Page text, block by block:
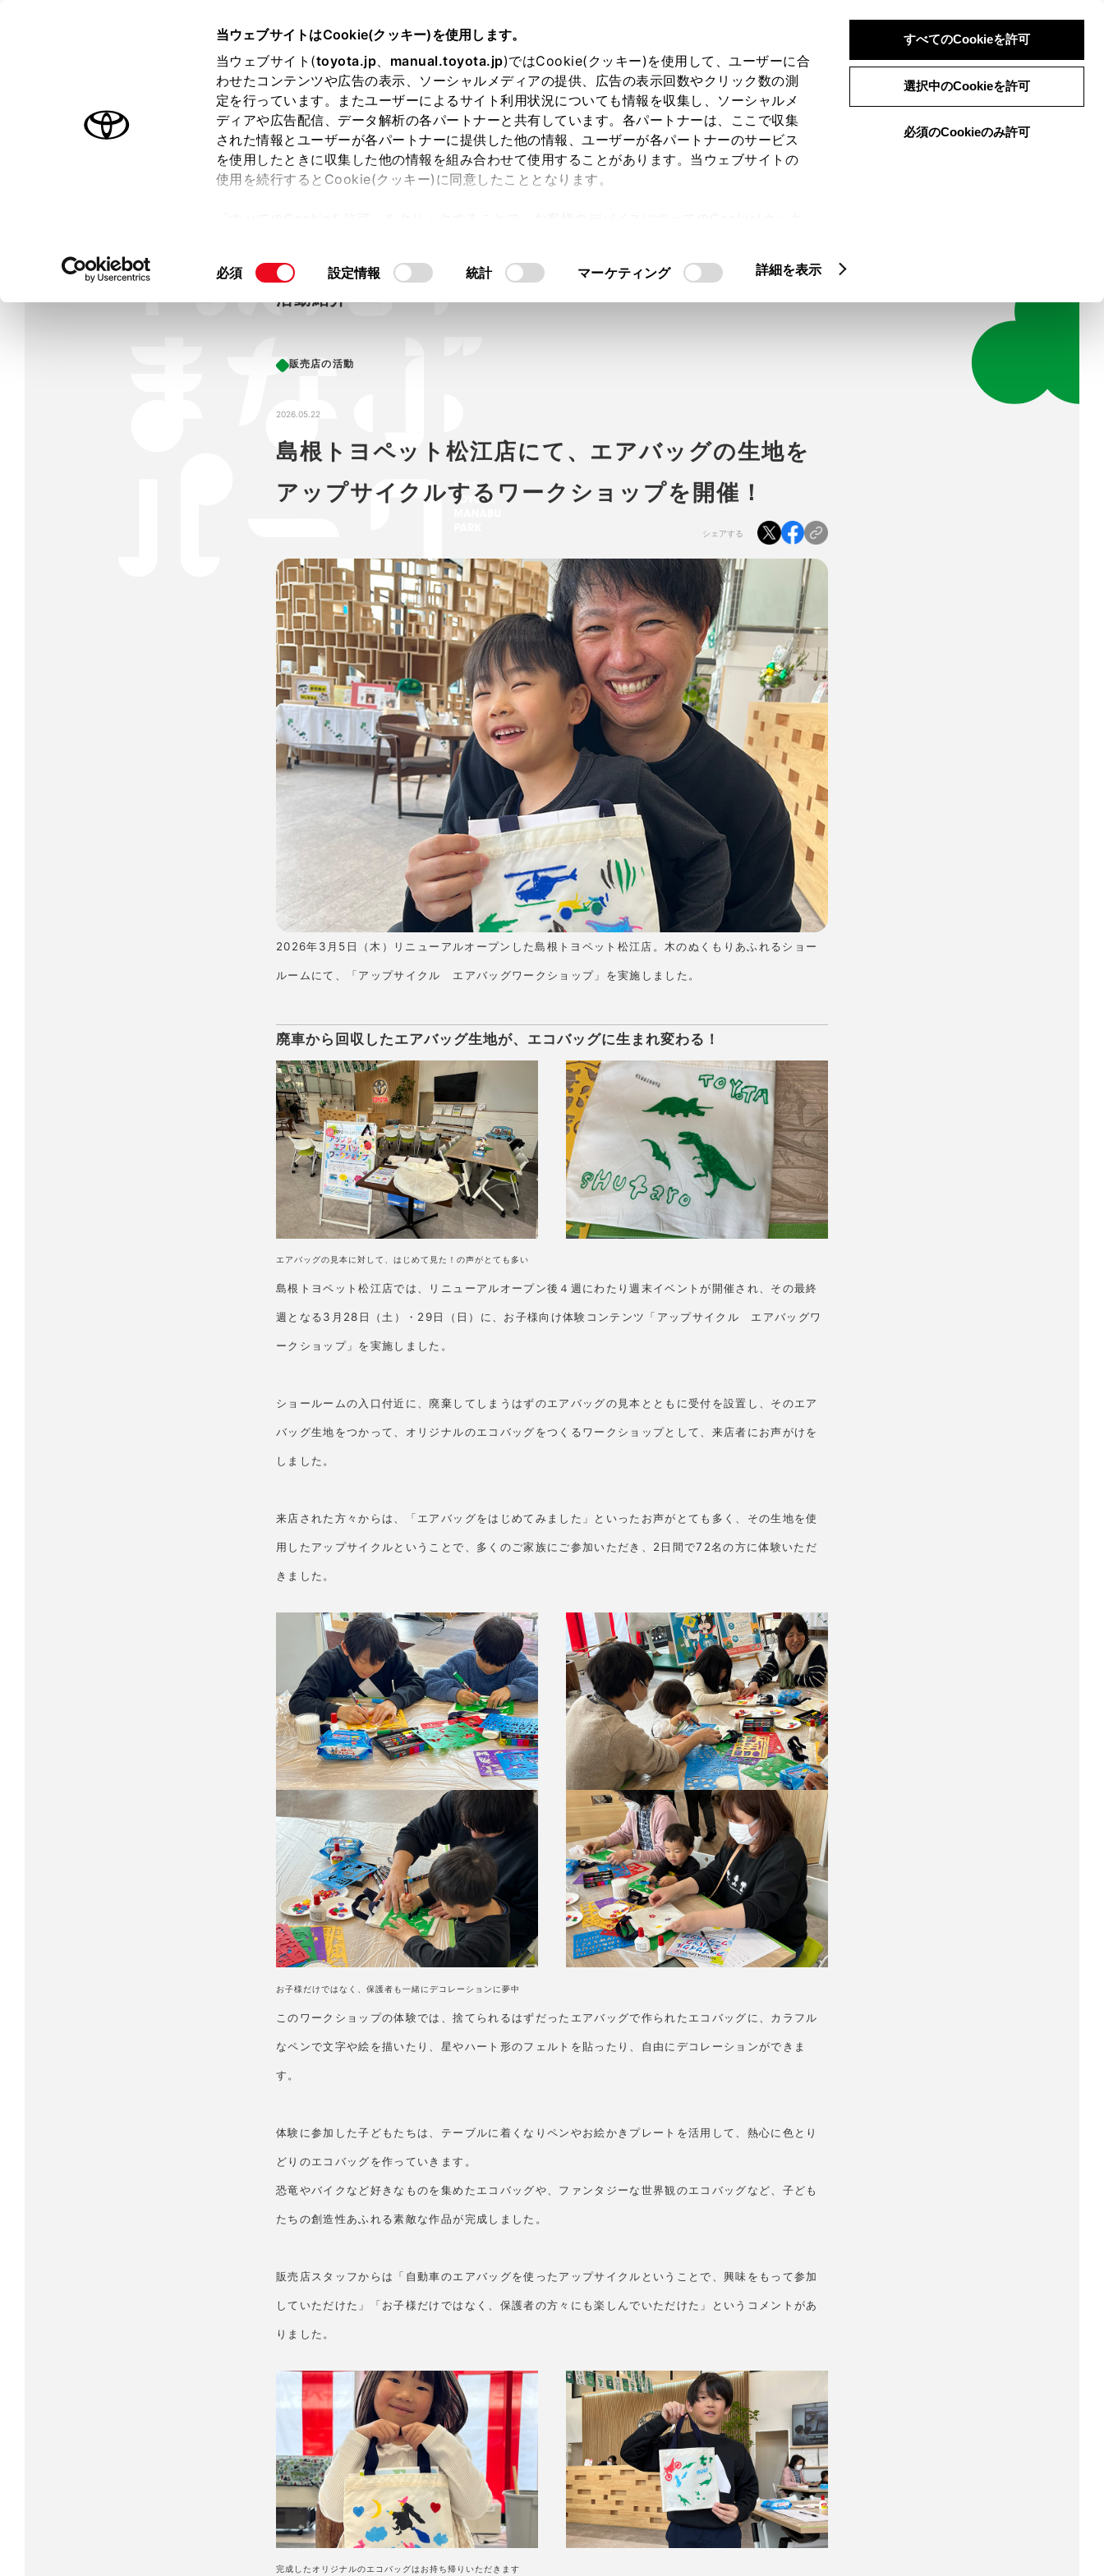
当ウェブサイトはCookie(クッキー)を使用します。
当ウェブサイト(toyota.jp、 manual.toyota.jp)ではCookie(クッキー)を使用して、ユーザーに合
わせたコンテンツや広告の表示、ソーシャルメディアの提供、広告の表示回数やクリック数の測
定を行っています。またユーザーによるサイト利用状況についても情報を収集し、ソーシャルメ
ディアや広告配信、データ解析の各パートナーと共有しています。各パートナーは、ここで収集
された情報とユーザーが各パートナーに提供した他の情報、ユーザーが各パートナーのサービス
を使用したときに収集した他の情報を組み合わせて使用することがあります。当ウェブサイトの
使用を続行するとCookie(クッキー)に同意したこととなります。
て」をご覧ください。
同
必須 設定情報 統計 マーケティング 詳細を表示
すべてのCookieを許可
選択中のCookieを許可
必須のCookieのみ許可
ログイン 検索 メニュー
オーナーサポート トピックス
キッズトヨタまなぶパークとは 活動紹介 コンテンツ紹介
活動紹介
販売店の活動
2026.05.22
島根トヨペット松江店にて、エアバッグの生地を
アップサイクルするワークショップを開催！
シェアする
2026年3月5日（木）リニューアルオープンした島根トヨペット松江店。木のぬくもりあふれるショー
ルームにて、「アップサイクル エアバッグワークショップ」を実施しました。
廃車から回収したエアバッグ生地が、エコバッグに生まれ変わる！
エアバッグの見本に対して、はじめて見た！の声がとても多い
島根トヨペット松江店では、リニューアルオープン後４週にわたり週末イベントが開催され、その最終
週となる3月28日（土）・29日（日）に、お子様向け体験コンテンツ「アップサイクル エアバッグワ
ークショップ」を実施しました。
ショールームの入口付近に、廃棄してしまうはずのエアバッグの見本とともに受付を設置し、そのエア
バッグ生地をつかって、オリジナルのエコバッグをつくるワークショップとして、来店者にお声がけを
しました。
来店された方々からは、「エアバッグをはじめてみました」といったお声がとても多く、その生地を使
用したアップサイクルということで、多くのご家族にご参加いただき、2日間で72名の方に体験いただ
きました。
お子様だけではなく、保護者も一緒にデコレーションに夢中
このワークショップの体験では、捨てられるはずだったエアバッグで作られたエコバッグに、カラフル
なペンで文字や絵を描いたり、星やハート形のフェルトを貼ったり、自由にデコレーションができま
す。
体験に参加した子どもたちは、テーブルに着くなりペンやお絵かきプレートを活用して、熱心に色とり
どりのエコバッグを作っていきます。
恐竜やバイクなど好きなものを集めたエコバッグや、ファンタジーな世界観のエコバッグなど、子ども
たちの創造性あふれる素敵な作品が完成しました。
販売店スタッフからは「自動車のエアバッグを使ったアップサイクルということで、興味をもって参加
していただけた」「お子様だけではなく、保護者の方々にも楽しんでいただけた」というコメントがあ
りました。
完成したオリジナルのエコバッグはお持ち帰りいただきます